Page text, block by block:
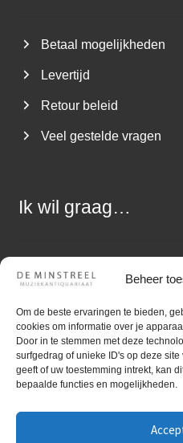
Beheer
Om de beste ervaringen te bieden,
cookies om informatie over je
Door in te stemmen met deze
surfgedrag of unieke ID's op deze
geeft of uw toestemming intrekt, kan
bepaalde functies en mogelijkheden.
Betaal mogelijkheden
Levertijd
Retour beleid
Veel gestelde vragen
Ik wil graag…
Zoekopdracht uitzetten
Gebruiktebladmuziek.nl